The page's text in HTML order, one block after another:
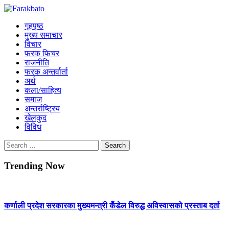
Skip
content
Online News Portal
गृहपृष्ठ
मुख्य समाचार
विचार
फरक फिचर
राजनीति
फरक अन्तर्वार्ता
अर्थ
कला/साहित्य
समाज
अन्तर्राष्ट्रिय
खेलकुद
विविध
Search
for:
Trending Now
कर्णाली प्रदेश सरकारका मुख्यमन्त्री कँडेल विरुद्ध अविस्वासको प्रस्ताब दर्ता